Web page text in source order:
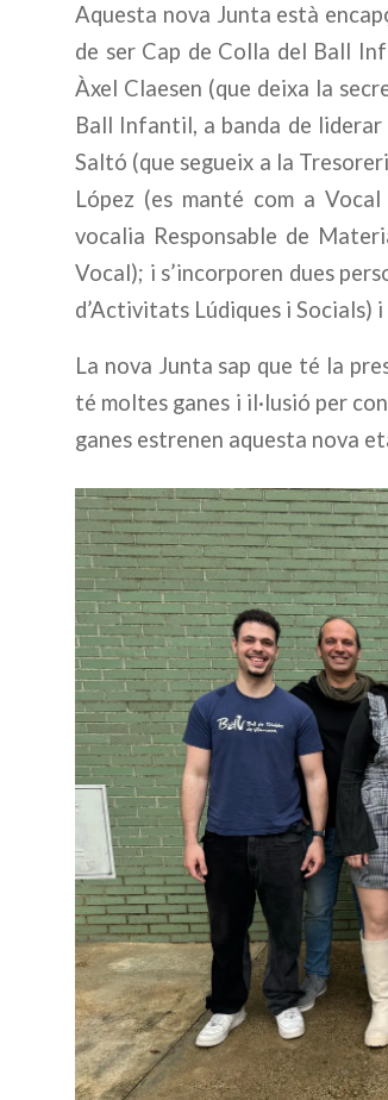
Aquesta nova Junta està
de ser Cap de Colla del Ball
Àxel Claesen (que deixa la
Ball Infantil, a banda de liderar
Saltó (que segueix a la
López (es manté com a
vocalia Responsable de
Vocal); i s’incorporen dues
d’Activitats Lúdiques i Socials)
La nova Junta sap que té la
té moltes ganes i il·lusió per
ganes estrenen aquesta nova